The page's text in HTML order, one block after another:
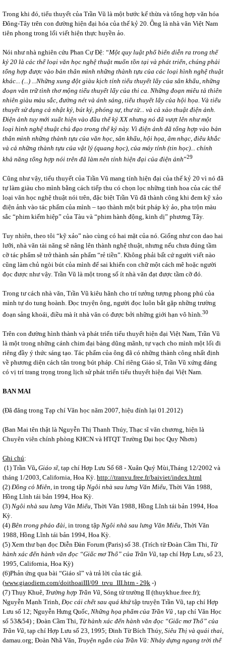
Trong khi đó, tiểu thuyết của Trần Vũ là một bước kế thừa và tổng hợp văn hóa
Đông-Tây trên con đường hiện đại hóa của thế kỷ 20. Ông là nhà văn Việt Nam
tiên phong trong lối viết hiện thực huyền ảo.
Nói như nhà nghiên cứu Phan Cự Đệ: “Một quy luật phổ biến diễn ra trong thế
kỷ 20 là các thể loại văn học nghệ thuật muốn tồn tại và phát triển, chúng phải
tổng hợp được vào bản thân mình những thành tựu của các loại hình nghệ thuật
khác... (...) ...Những xung đột giàu kịch tính tiểu thuyết lấy của sân khấu, những
đoạn văn trữ tình thơ mộng tiểu thuyết lấy của thi ca. Những đoạn miêu tả thiên
nhiên giàu màu sắc, đường nét và ánh sáng, tiểu thuyết lấy của hội họa. Và tiểu
thuyết sử dụng cả nhật ký, bút ký, phóng sự, thư từ... và cả xảo thuật điện ảnh.
Điện ảnh tuy mới xuất hiện vào đầu thế kỷ XX nhưng nó đã vượt lên như một
loại hình nghệ thuật chủ đạo trong thế kỷ này. Vì điện ảnh đã tổng hợp vào bản
thân mình những thành tựu của văn học, sân khấu, hội họa, âm nhạc, điêu khắc
và cả những thành tựu của vật lý (quang học), của máy tính (tin học)... chính
khả năng tổng hợp nói trên đã làm nên tính hiện đại của điện ảnh”29
Cũng như vậy, tiểu thuyết của Trần Vũ mang tính hiện đại của thế kỷ 20 vì nó đã
tự làm giàu cho mình bằng cách tiếp thu có chọn lọc những tinh hoa của các thể
loại văn học nghệ thuật nói trên, đặc biệt Trần Vũ đã thành công khi đem kỹ xảo
điện ảnh vào tác phẩm của mình – tạo thành một bút pháp kỳ ảo, pha trộn màu
sắc “phim kiếm hiệp” của Tàu và “phim hành động, kinh dị” phương Tây.
Tuy nhiên, theo tôi “kỹ xảo” nào cùng có hai mặt của nó. Giống như con dao hai
lưỡi, nhà văn tài năng sẽ nâng lên thành nghệ thuật, nhưng nếu chưa đúng tầm
cỡ tác phẩm sẽ trở thành sản phẩm “rẻ tiền”. Không phải bất cứ người viết nào
cũng làm chủ ngòi bút của mình để sai khiến con chữ một cách mê hoặc người
đọc được như vậy. Trần Vũ là một trong số ít nhà văn đạt được tầm cỡ đó.
Trong tư cách nhà văn, Trần Vũ kiêu hãnh cho trí tưởng tượng phong phú của
mình tự do tung hoành. Đọc truyện ông, người đọc luôn bắt gặp những trường
đoạn sảng khoái, điều mà ít nhà văn có được bởi những giới hạn vô hình. 30
Trên con đường hình thành và phát triển tiểu thuyết hiện đại Việt Nam, Trần Vũ
là một trong những cánh chim đại bàng dũng mãnh, tự vạch cho mình một lối đi
riêng đầy ý thức sáng tạo. Tác phẩm của ông đã có những thành công nhất định
về phương diện cách tân trong bút pháp. Chỉ riêng Giáo sĩ, Trần Vũ xứng đáng
có vị trí trang trọng trong lịch sử phát triển tiểu thuyết hiện đại Việt Nam.
BAN MAI
(Đã đăng trong Tạp chí Văn học năm 2007, hiệu đính lại 01.2012)
(Ban Mai tên thật là Nguyễn Thị Thanh Thúy, Thạc sĩ văn chương, hiện là
Chuyên viên chính phòng KHCN và HTQT Trường Đại học Quy Nhơn)
Ghi chú:
(1) Trần Vũ, Giáo sĩ, tạp chí Hợp Lưu Số 68 - Xuân Quý Mùi,Tháng 12/2002 và
tháng 1/2003, California, Hoa Kỳ. http://tranvu.free.fr/baiviet/index.html
(2) Đồng cỏ Miên, in trong tập Ngôi nhà sau lưng Văn Miếu , Thời Văn 1988,
Hồng Lĩnh tái bản 1994, Hoa Kỳ.
(3) Ngôi nhà sau lưng Văn Miếu , Thời Văn 1988, Hồng Lĩnh tái bản 1994, Hoa
Kỳ.
(4) Bên trong pháo đài , in trong tập Ngôi nhà sau lưng Văn Miếu , Thời Văn
1988, Hồng Lĩnh tái bản 1994, Hoa Kỳ.
(5) Xem thư bạn đọc Diễn Đàn Forum (Paris) số 38. (Trích từ Đoàn Cầm Thi, Từ
hành xác đến hành văn đọc “Giấc mơ Thổ” của Trần Vũ, tạp chí Hợp Lưu, số 23,
1995, California, Hoa Kỳ)
(6)Phản ứng qua bài “Giáo sĩ” và trả lời của tác giả.
(www.giaodiem.com/doithoaiIII/09_trvu_III.htm - 29k -)
(7) Thụy Khuê, Trường hợp Trần Vũ, Sóng từ trường II (thuykhue.free.fr);
Nguyễn Mạnh Trinh, Đọc cái chết sau quá khứtập truyện Trần Vũ, tạp chí Hợp
Lưu số 12; Nguyễn Hưng Quốc, Những họa phẩm của Trần Vũ , tạp chí Văn Học
số 53&54) ; Đoàn Cầm Thi, Từ hành xác đến hành văn đọc “Giấc mơ Thổ” của
Trần Vũ, tạp chí Hợp Lưu số 23, 1995; Đinh Từ Bích Thúy, Siêu Thị và quái thai
damau.org; Đoàn Nhã Văn, Truyện ngắn của Trần Vũ: Nhảy dựng ngang trời thế